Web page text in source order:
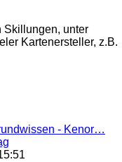
Skillungen, unter
Kartenersteller, z.B.
- Kenor…